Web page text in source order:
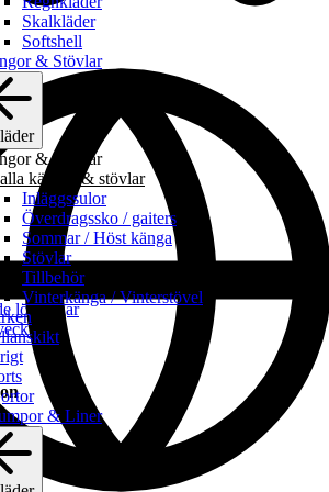
Skalkläder
Softshell
& Stövlar
& Stövlar
kängor & stövlar
Inläggssulor
Överdragssko / gaiters
Sommar / Höst känga
Stövlar
Tillbehör
Vinterkänga / Vinterstövel
& Liner
lösningar